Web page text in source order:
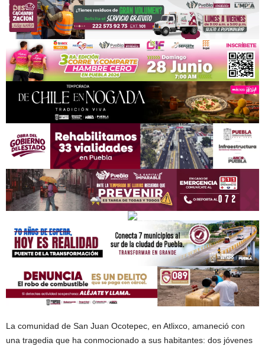
La comunidad de San Juan Ocotepec, en Atlixco, amaneció con
una tragedia que ha conmocionado a sus habitantes: dos jóvenes